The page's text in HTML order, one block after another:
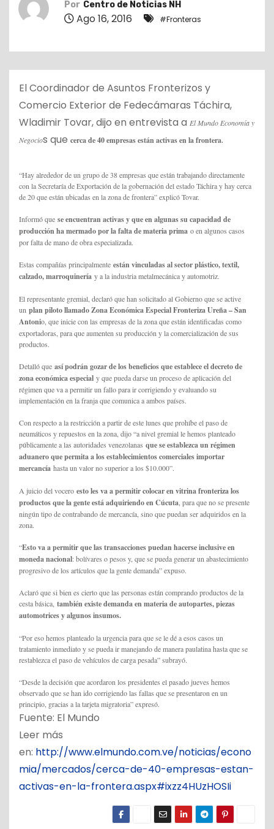
Por Centro de Noticias NH
Ago 16, 2016 #Fronteras
El Coordinador de Asuntos Fronterizos y
Comercio Exterior de Fedecámaras Táchira,
Wladimir Tovar, dijo en entrevista a El Mundo Economía y
Negocios que cerca de 40 empresas están activas en la frontera.
“Hay alrededor de un grupo de 38 empresas que están trabajando directamente
con la Secretaría de Exportación de la gobernación del estado Táchira y hay cerca
de 20 que están ubicadas en la zona de frontera” explicó Tovar.
Informó que se encuentran activas y que en algunas su capacidad de
producción ha mermado por la falta de materia prima o en algunos casos
por falta de mano de obra especializada.
Estas compañías principalmente están vinculadas al sector plástico, textil,
calzado, marroquinería y a la industria metalmecánica y automotriz.
El representante gremial, declaró que han solicitado al Gobierno que se active
un plan piloto llamado Zona Económica Especial Fronteriza Ureña – San
Antonio, que inicie con las empresas de la zona que están identificadas como
exportadoras, para que aumenten su producción y la comercialización de sus
productos.
Detalló que así podrán gozar de los beneficios que establece el decreto de
zona económica especial y que pueda darse un proceso de aplicación del
régimen que va a permitir un fallo para ir corrigiendo y evaluando su
implementación en la franja que comunica a ambos países.
Con respecto a la restricción a partir de este lunes que prohíbe el paso de
neumáticos y repuestos en la zona, dijo “a nivel gremial le hemos planteado
públicamente a las autoridades venezolanas que se establezca un régimen
aduanero que permita a los establecimientos comerciales importar
mercancía hasta un valor no superior a los $10.000”.
A juicio del vocero esto les va a permitir colocar en vitrina fronteriza los
productos que la gente está adquiriendo en Cúcuta , para que no se presente
ningún tipo de contrabando de mercancía, sino que puedan ser adquiridos en la
zona.
“Esto va a permitir que las transacciones puedan hacerse inclusive en
moneda nacional: bolívares o pesos y, que se pueda generar un abastecimiento
progresivo de los artículos que la gente demanda” expuso.
Aclaró que si bien es cierto que las personas están comprando productos de la
cesta básica, también existe demanda en materia de autopartes, piezas
automotrices y algunos insumos.
“Por eso hemos planteado la urgencia para que se le dé a esos casos un
tratamiento inmediato y se pueda ir manejando de manera paulatina hasta que se
restablezca el paso de vehículos de carga pesada” subrayó.
“Desde la decisión que acordaron los presidentes el pasado jueves hemos
observado que se han ido corrigiendo las fallas que se presentaron en un
principio, gracias a la tarjeta migratoria” expresó.
Fuente: El Mundo
Leer más
en: http://www.elmundo.com.ve/noticias/econo
mia/mercados/cerca-de-40-empresas-estan-
activas-en-la-frontera.aspx#ixzz4HUzHOSIi